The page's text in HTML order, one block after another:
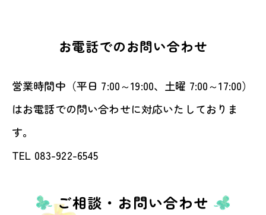
お電話でのお問い合わせ
営業時間中（平日 7:00～19:00、土曜 7:00～17:00）
はお電話での問い合わせに対応いたしておりま
す。
TEL 083-922-6545
ご相談・お問い合わせ